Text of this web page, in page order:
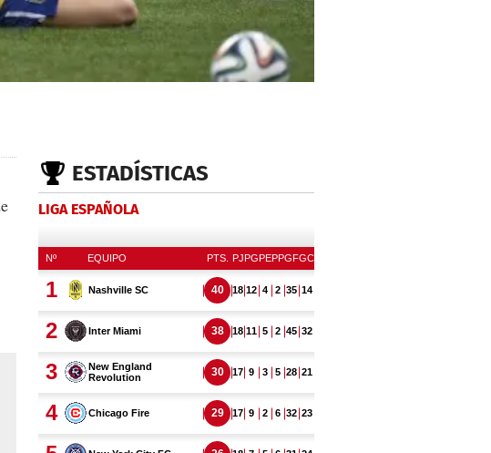
ESTADÍSTICAS
LIGA ESPAÑOLA